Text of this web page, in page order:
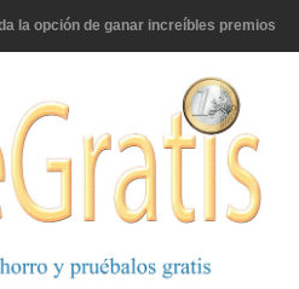
C Vitamin C-irup
Pokémon con Kellogg's
un velero inolvidable en velero y más
tiene premio, nevera y un año de